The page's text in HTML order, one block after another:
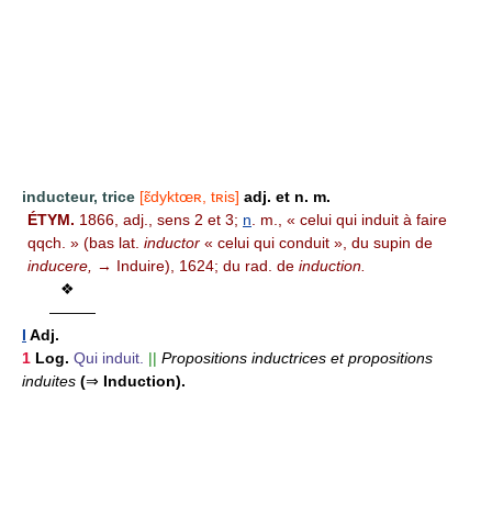
inducteur, trice [ɛ̃dyktœʀ, tʀis] adj. et n. m.
ÉTYM. 1866, adj., sens 2 et 3; n. m., « celui qui induit à faire
qqch. » (bas lat. inductor « celui qui conduit », du supin de
inducere, → Induire), 1624; du rad. de induction.
❖
———
I Adj.
1 Log. Qui induit. || Propositions inductrices et propositions
induites (⇒ Induction).